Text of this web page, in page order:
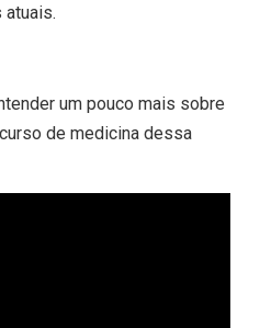
um pouco mais sobre
de medicina dessa